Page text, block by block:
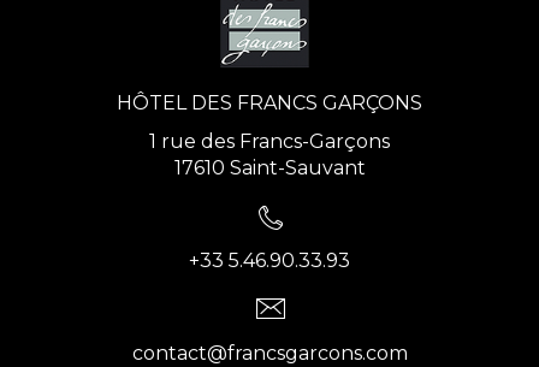
HÔTEL DES FRANCS GARÇONS
1 rue des Francs-Garçons
17610 Saint-Sauvant
+33 5.46.90.33.93
contact@francsgarcons.com